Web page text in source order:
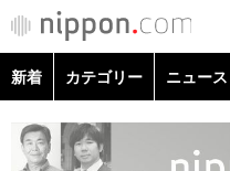
新着 カテゴリー ニュース
政治・外交